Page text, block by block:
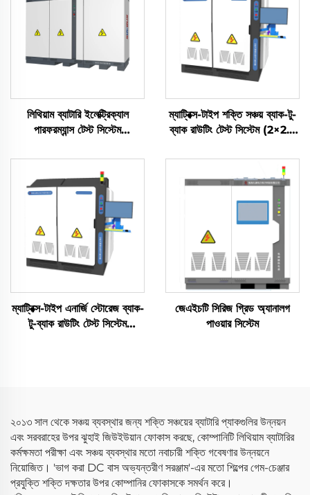
লিথিয়াম ব্যাটারি ইলেক্ট্রিক্যাল
পারফরম্যান্স টেস্ট সিস্টেম
ম্যাট্রিক্স-টাইপ শক্তি সঞ্চয় ব্যাক-টু-
ব্যাক রাউটিং টেস্ট সিস্টেম (2×2.5
ম্যাট্রিক্স-টাইপ এনার্জি স্টোরেজ ব্যাক-
টু-ব্যাক রাউটিং টেস্ট সিস্টেম
জেএইচটি সিরিজ গ্রিড অ্যানালগ
পাওয়ার সিস্টেম
২০১৩ সাল থেকে সঞ্চয় ব্যবস্থার জন্য শক্তি সঞ্চয়ের ব্যাটারি প্যাকগুলির উন্নয়ন
এবং সরবরাহের উপর ঝুহাই জিউইউয়ান ফোকাস করছে, কোম্পানিটি লিথিয়াম ব্যাটারির
কর্মক্ষমতা পরীক্ষা এবং সঞ্চয় ব্যবস্থার মতো নবাচারী শক্তি গবেষণার উন্নয়নে
নিয়োজিত। 'ভাগ করা DC বাস অভ্যন্তরীণ সরঞ্জাম'-এর মতো শিল্পের গেম-চেঞ্জার
প্রযুক্তি শক্তি দক্ষতার উপর কোম্পানির ফোকাসকে সমর্থন করে।